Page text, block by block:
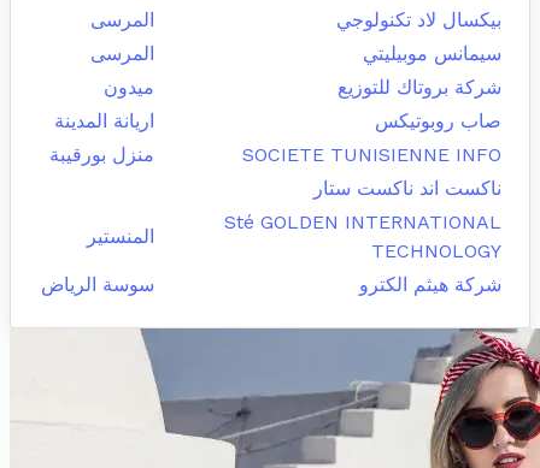
بيكسال لاد تكنولوجي
المرسى
سيمانس موبيليتي
المرسى
شركة بروتاك للتوزيع
ميدون
صاب روبوتيكس
اريانة المدينة
SOCIETE TUNISIENNE INFO
منزل بورقيبة
ناكست اند ناكست ستار
Sté GOLDEN INTERNATIONAL
TECHNOLOGY
المنستير
شركة هيثم الكترو سوسة الرياض